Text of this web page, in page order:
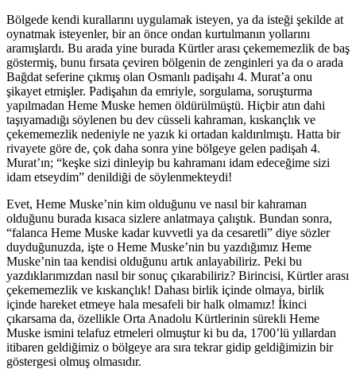
Bölgede kendi kurallarını uygulamak isteyen, ya da isteği şekilde at
oynatmak isteyenler, bir an önce ondan kurtulmanın yollarını
aramışlardı. Bu arada yine burada Kürtler arası çekememezlik de baş
göstermiş, bunu fırsata çeviren bölgenin de zenginleri ya da o arada
Bağdat seferine çıkmış olan Osmanlı padişahı 4. Murat’a onu
şikayet etmişler. Padişahın da emriyle, sorgulama, soruşturma
yapılmadan Heme Muske hemen öldürülmüştü. Hiçbir atın dahi
taşıyamadığı söylenen bu dev cüsseli kahraman, kıskançlık ve
çekememezlik nedeniyle ne yazık ki ortadan kaldırılmıştı. Hatta bir
rivayete göre de, çok daha sonra yine bölgeye gelen padişah 4.
Murat’ın; “keşke sizi dinleyip bu kahramanı idam edeceğime sizi
idam etseydim” denildiği de söylenmekteydi!
Evet, Heme Muske’nin kim olduğunu ve nasıl bir kahraman
olduğunu burada kısaca sizlere anlatmaya çalıştık. Bundan sonra,
“falanca Heme Muske kadar kuvvetli ya da cesaretli” diye sözler
duyduğunuzda, işte o Heme Muske’nin bu yazdığımız Heme
Muske’nin taa kendisi olduğunu artık anlayabiliriz. Peki bu
yazdıklarımızdan nasıl bir sonuç çıkarabiliriz? Birincisi, Kürtler arası
çekememezlik ve kıskançlık! Dahası birlik içinde olmaya, birlik
içinde hareket etmeye hala mesafeli bir halk olmamız! İkinci
çıkarsama da, özellikle Orta Anadolu Kürtlerinin sürekli Heme
Muske ismini telafuz etmeleri olmuştur ki bu da, 1700’lü yıllardan
itibaren geldiğimiz o bölgeye ara sıra tekrar gidip geldiğimizin bir
göstergesi olmuş olmasıdır.